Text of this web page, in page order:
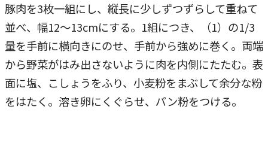
豚肉を3枚一組にし、縦長に少しずつずらして重ねて
並べ、幅12～13cmにする。1組につき、（1）の1/3
量を手前に横向きにのせ、手前から強めに巻く。両端
から野菜がはみ出さないように肉を内側にたたむ。表
面に塩、こしょうをふり、小麦粉をまぶして余分な粉
をはたく。溶き卵にくぐらせ、パン粉をつける。